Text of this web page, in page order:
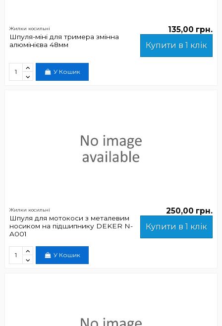
Жилки косильні
Шпуля-міні для тримера змінна
алюмінієва 48мм
135,00 грн.
Купити в 1 клік
У Кошик
Жилки косильні
Шпуля для мотокоси з металевим
носиком на підшипнику DEKER N-
A001
250,00 грн.
Купити в 1 клік
У Кошик